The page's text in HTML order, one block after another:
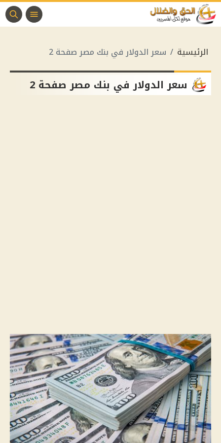
الرئيسية سعر الدولار في بنك مصر صفحة 2
سعر الدولار في بنك مصر صفحة 2